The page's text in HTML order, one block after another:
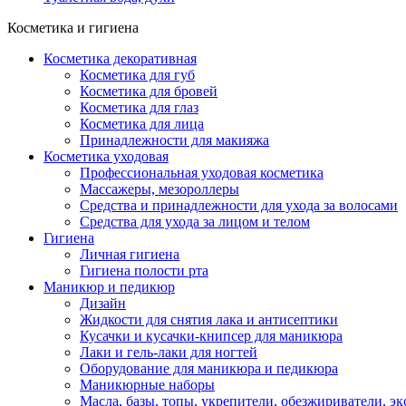
Косметика и гигиена
Косметика декоративная
Косметика для губ
Косметика для бровей
Косметика для глаз
Косметика для лица
Принадлежности для макияжа
Косметика уходовая
Профессиональная уходовая косметика
Массажеры, мезороллеры
Средства и принадлежности для ухода за волосами
Средства для ухода за лицом и телом
Гигиена
Личная гигиена
Гигиена полости рта
Маникюр и педикюр
Дизайн
Жидкости для снятия лака и антисептики
Кусачки и кусачки-книпсер для маникюра
Лаки и гель-лаки для ногтей
Оборудование для маникюра и педикюра
Маникюрные наборы
Масла, базы, топы, укрепители, обезжириватели,